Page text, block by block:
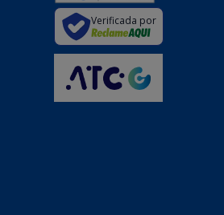
Verificada por